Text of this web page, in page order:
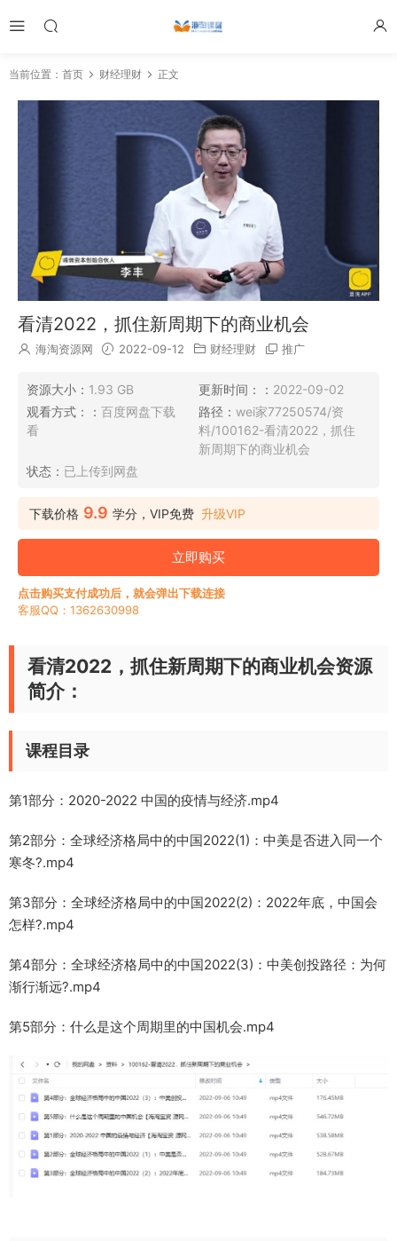
当前位置： 首页 财经理财 正文
看清2022，抓住新周期下的商业机会
海淘资源网 2022-09-12 财经理财 推广
资源大小： 1.93 GB 更新时间：： 2022-09-02
观看方式：： 百度网盘下载
看
路径： wei家77250574/资
料/100162-看清2022，抓住
新周期下的商业机会
状态： 已上传到网盘
下载价格 9.9 学分，VIP免费 升级VIP
立即购买
点击购买支付成功后，就会弹出下载连接
客服QQ：1362630998
看清2022，抓住新周期下的商业机会资源
简介：
课程目录
第1部分：2020-2022 中国的疫情与经济.mp4
第2部分：全球经济格局中的中国2022(1)：中美是否进入同一个
寒冬?.mp4
第3部分：全球经济格局中的中国2022(2)：2022年底，中国会
怎样?.mp4
第4部分：全球经济格局中的中国2022(3)：中美创投路径：为何
渐行渐远?.mp4
第5部分：什么是这个周期里的中国机会.mp4